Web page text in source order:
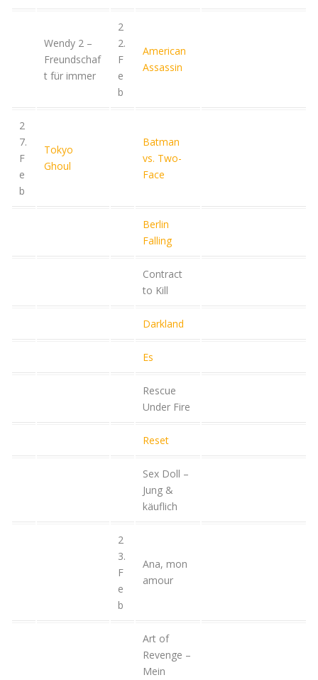
Wendy 2 –
Freundschaf
t für immer
2
2.
F
e
b
American
Assassin
2
7.
F
e
b
Tokyo
Ghoul
Batman
vs. Two-
Face
Berlin
Falling
Contract
to Kill
Darkland
Es
Rescue
Under Fire
Reset
Sex Doll –
Jung &
käuflich
2
3.
F
e
b
Ana, mon
amour
Art of
Revenge –
Mein